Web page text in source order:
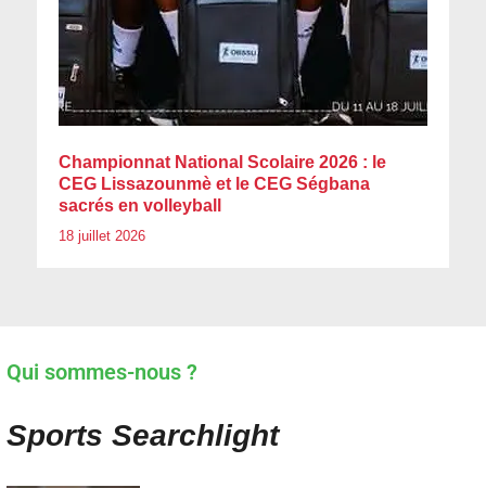
Championnat National Scolaire 2026 : le
CEG Lissazounmè et le CEG Ségbana
sacrés en volleyball
18 juillet 2026
Qui sommes-nous ?
Sports Searchlight